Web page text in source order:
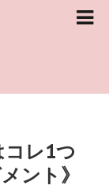
コレ1つ
ント》